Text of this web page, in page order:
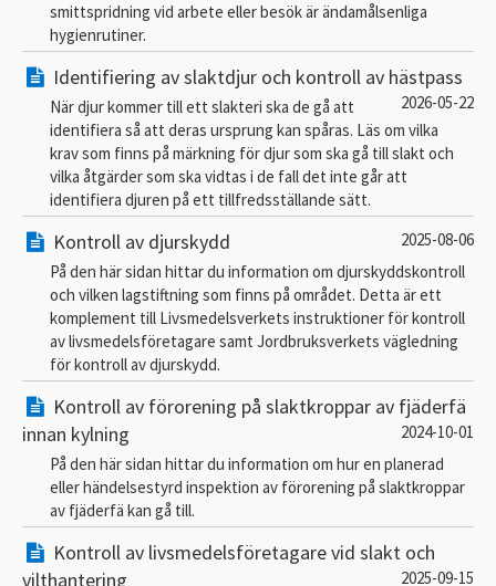
smittspridning vid arbete eller besök är ändamålsenliga
hygienrutiner.
Identifiering av slaktdjur och kontroll av hästpass
2026-05-22
När djur kommer till ett slakteri ska de gå att
identifiera så att deras ursprung kan spåras. Läs om vilka
krav som finns på märkning för djur som ska gå till slakt och
vilka åtgärder som ska vidtas i de fall det inte går att
identifiera djuren på ett tillfredsställande sätt.
Kontroll av djurskydd
2025-08-06
På den här sidan hittar du information om djurskyddskontroll
och vilken lagstiftning som finns på området. Detta är ett
komplement till Livsmedelsverkets instruktioner för kontroll
av livsmedelsföretagare samt Jordbruksverkets vägledning
för kontroll av djurskydd.
Kontroll av förorening på slaktkroppar av fjäderfä
innan kylning
2024-10-01
På den här sidan hittar du information om hur en planerad
eller händelsestyrd inspektion av förorening på slaktkroppar
av fjäderfä kan gå till.
Kontroll av livsmedelsföretagare vid slakt och
vilthantering
2025-09-15